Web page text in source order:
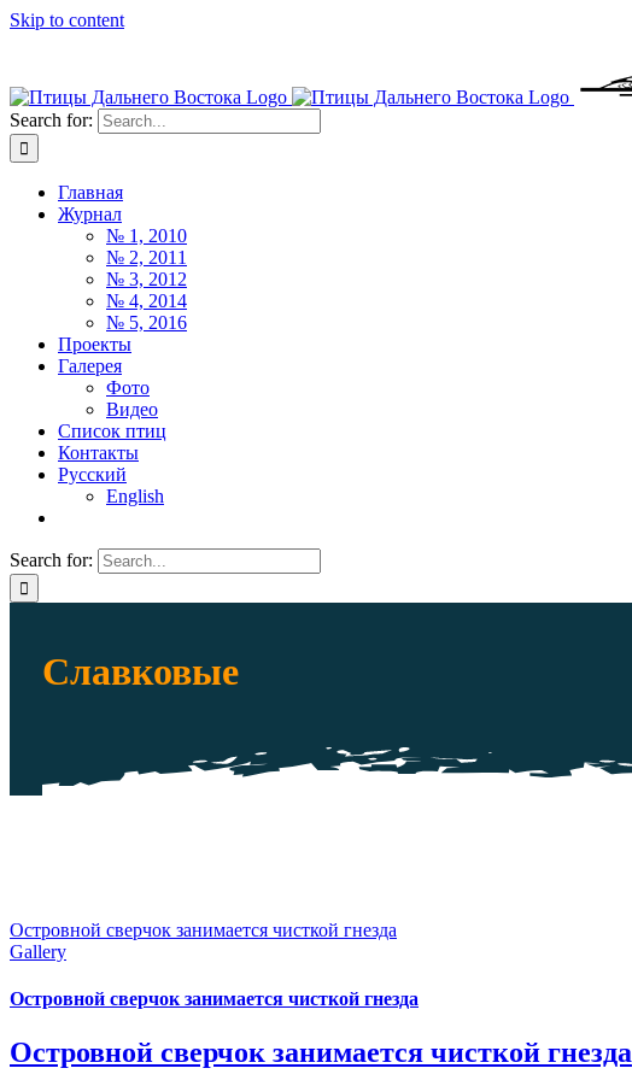
Skip to content
Search for:
Главная
Журнал
№ 1, 2010
№ 2, 2011
№ 3, 2012
№ 4, 2014
№ 5, 2016
Проекты
Галерея
Фото
Видео
Список птиц
Контакты
Русский
English
Search for:
Славковые
Островной сверчок занимается чисткой гнезда
Gallery
Островной сверчок занимается чисткой гнезда
Островной сверчок занимается чисткой гнезда